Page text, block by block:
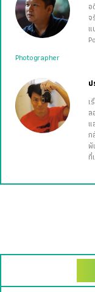
อ
แ
Photographer
เ
ล
แ
ก
พั
ที่